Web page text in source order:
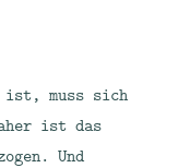
ist, muss sich
ist das
Und